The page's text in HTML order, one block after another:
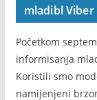
mladibl Viber
Početkom
informisanja
Koristili smo
namijenjeni